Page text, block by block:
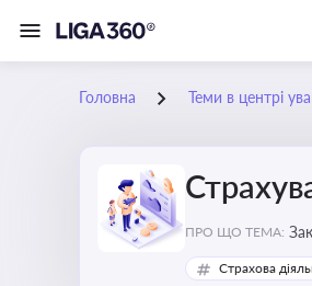
Головна Теми в центрі
ПРО ЩО ТЕМА:
Страхова